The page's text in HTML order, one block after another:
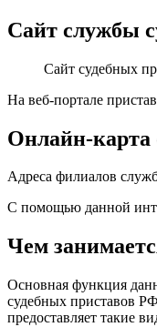
Сайт службы
Сайт судебных
На веб-портале
Онлайн-карта
Адреса филиалов
С помощью данной
Чем
Основная функция
судебных приставов РФ
предоставляет такие